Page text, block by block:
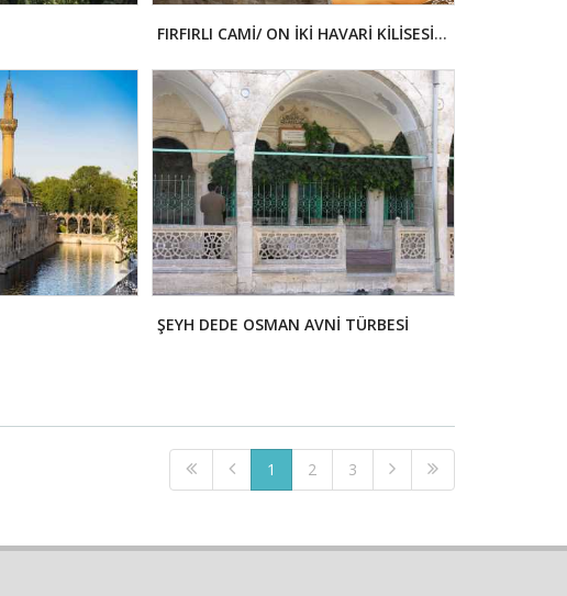
FIRFIRLI CAMİ/ ON İKİ HAVARİ KİLİSESİ/ AZİZ HAVARİLER KİLİSESİ
ŞEYH DEDE OSMAN AVNİ TÜRBESİ
1 2 3